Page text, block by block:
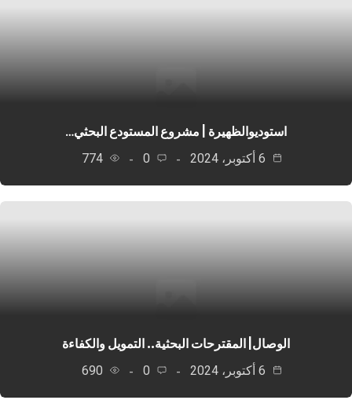
استوديوالظهيرة ‏| مشروع المستودع البحثي…
0
774
الوصال| المقترحات البحثية.. التمويل والكفاءة
0
690